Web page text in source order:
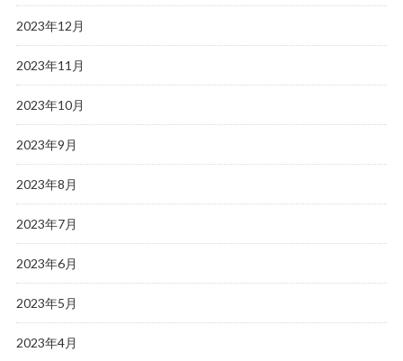
2023年12月
2023年11月
2023年10月
2023年9月
2023年8月
2023年7月
2023年6月
2023年5月
2023年4月